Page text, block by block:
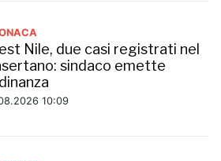
Nile, due casi registrati nel
sindaco emette
10:09